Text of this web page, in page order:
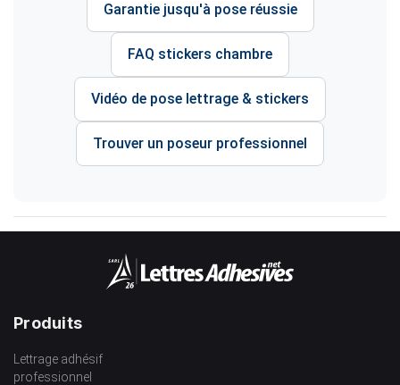
Garantie jusqu'à pose réussie
FAQ stickers chambre
Vidéo de pose lettrage & stickers
Trouver un poseur professionnel
Produits
Lettrage adhésif
professionnel